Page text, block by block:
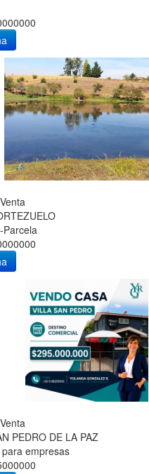
Venta
Parcela
Venta
PEDRO DE LA PAZ
empresas